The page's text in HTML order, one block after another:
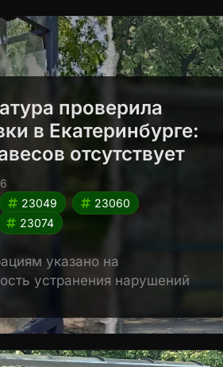
проверила
в Екатеринбурге:
отсутствует
23049
23060
23074
указано на
устранения нарушений